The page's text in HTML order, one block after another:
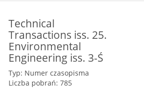
Technical
Transactions iss. 25.
Environmental
Engineering iss. 3-Ś
Typ: Numer czasopisma
Liczba pobrań: 785